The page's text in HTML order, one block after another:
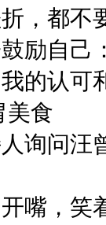
，都不
励自己
的认可
美食
询问汪
嘴，笑